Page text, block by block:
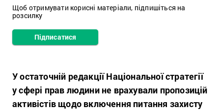
Щоб отримувати корисні матеріали, підпишіться на
розсилку
Підписатися
У остаточній редакції Національної стратегії
у сфері прав людини не врахували пропозицій
активістів щодо включення питання захисту